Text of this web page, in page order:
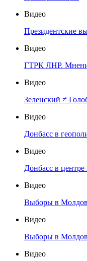
Видео
Президентские
Видео
ГТРК ЛНР.
Видео
Зеленский ≠
Видео
Донбасс в
Видео
Донбасс в
Видео
Выборы в
Видео
Выборы в
Видео